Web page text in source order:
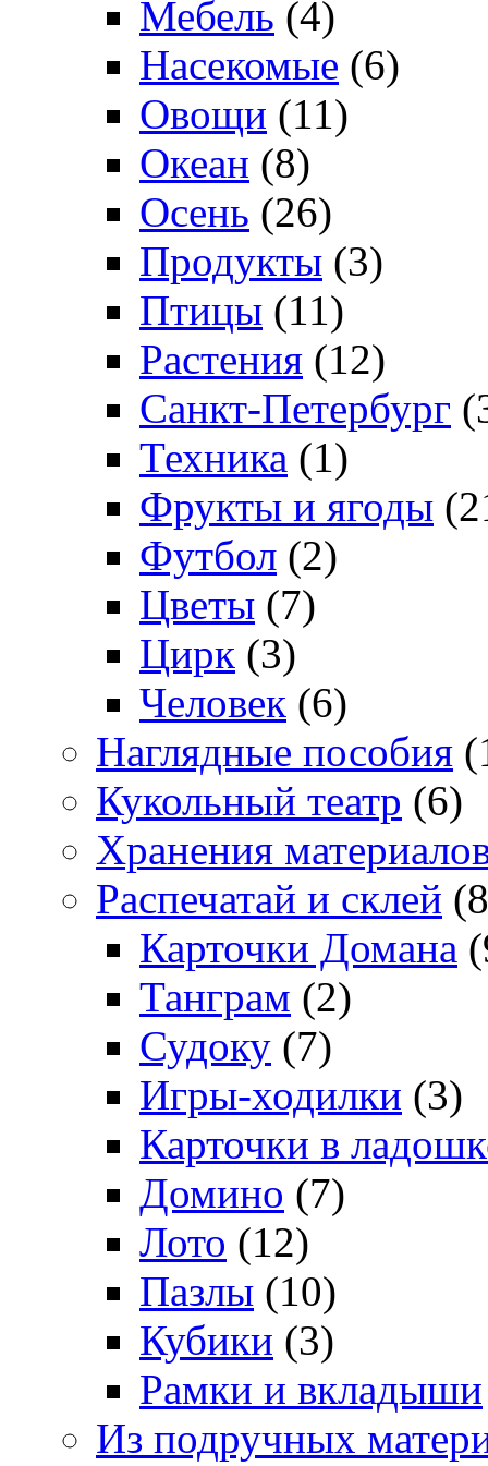
Мебель (4)
Насекомые (6)
Овощи (11)
Океан (8)
Осень (26)
Продукты (3)
Птицы (11)
Растения (12)
Санкт-Петербург
Техника (1)
Фрукты и ягоды
Футбол (2)
Цветы (7)
Цирк (3)
Человек (6)
Наглядные пособия
Кукольный театр (6)
Хранения
Распечатай и склей
Карточки Домана
Танграм (2)
Судоку (7)
Игры-ходилки (3)
Карточки в
Домино (7)
Лото (12)
Пазлы (10)
Кубики (3)
Рамки и вкладыши
Из подручных